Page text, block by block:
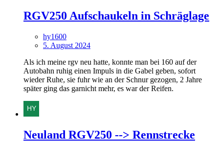
RGV250 Aufschaukeln in Schräglage
hy1600
5. August 2024
Als ich meine rgv neu hatte, konnte man bei 160 auf der
Autobahn ruhig einen Impuls in die Gabel geben, sofort
wieder Ruhe, sie fuhr wie an der Schnur gezogen, 2 Jahre
später ging das garnicht mehr, es war der Reifen.
Neuland RGV250 --> Rennstrecke